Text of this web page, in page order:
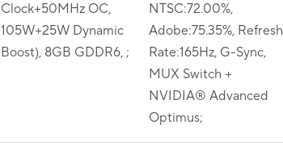
Clock+50MHz OC,
105W+25W Dynamic
Boost), 8GB GDDR6, ;
NTSC:72.00%,
Adobe:75.35%, Refresh
Rate:165Hz, G-Sync,
MUX Switch +
NVIDIA® Advanced
Optimus;